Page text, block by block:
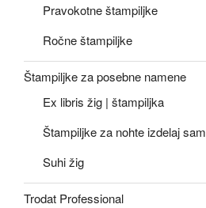
Pravokotne štampiljke
Ročne štampiljke
Štampiljke za posebne namene
Ex libris žig | štampiljka
Štampiljke za nohte izdelaj sam
Suhi žig
Trodat Professional